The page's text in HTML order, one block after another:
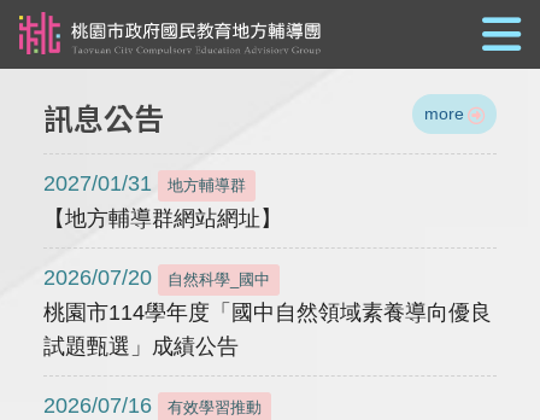
訊息公告 more
2027/01/31 地方輔導群
【地方輔導群網站網址】
2026/07/20 自然科學_國中
桃園市114學年度「國中自然領域素養導向優良
試題甄選」成績公告
2026/07/16 有效學習推動